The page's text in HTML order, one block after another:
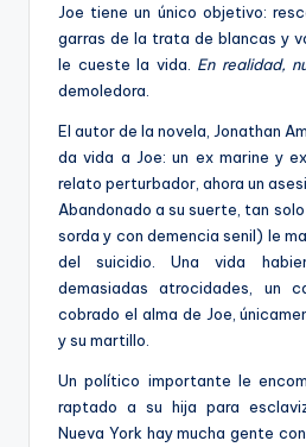
Joe tiene un único objetivo:
garras de la trata de blancas y
le cueste la vida. En realidad,
demoledora.
El autor de la novela, Jonathan
da vida a Joe: un ex marine y
relato perturbador, ahora un
Abandonado a su suerte, tan
sorda y con demencia senil) le
del suicidio. Una vida
demasiadas atrocidades, un
cobrado el alma de Joe,
y su martillo.
Un político importante le
raptado a su hija para
Nueva York hay mucha gente